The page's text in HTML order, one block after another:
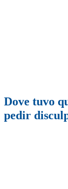
Dove tuvo
pedir